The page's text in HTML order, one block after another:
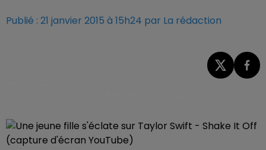
Publié : 21 janvier 2015 à 15h24 par La rédaction